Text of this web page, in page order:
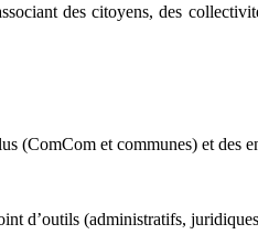
des citoyens, des
(ComCom et communes) et des
d’outils (administratifs,